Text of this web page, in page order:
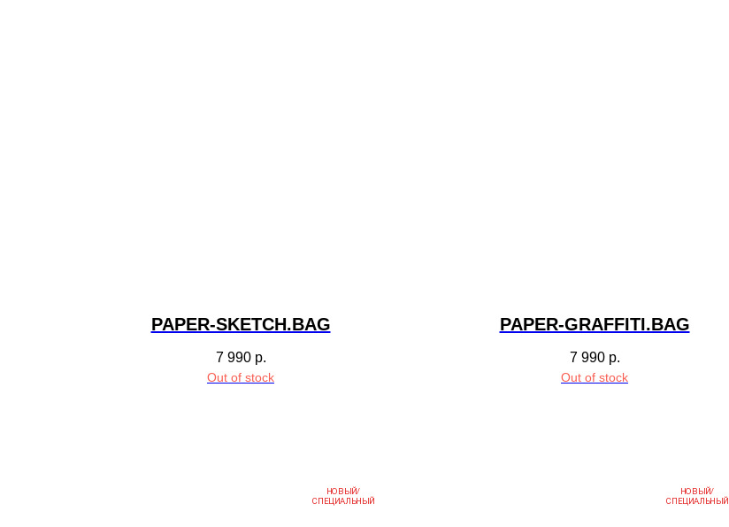
PAPER-SKETCH.BAG
7 990 р.
Out of stock
PAPER-GRAFFITI.BAG
7 990 р.
Out of stock
НОВЫЙ/
СПЕЦИАЛЬНЫЙ
НОВЫЙ/
СПЕЦИАЛЬНЫЙ